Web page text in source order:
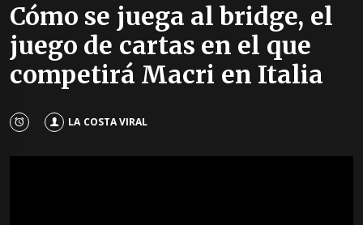
Cómo se juega al bridge, el
juego de cartas en el que
competirá Macri en Italia
LA COSTA VIRAL